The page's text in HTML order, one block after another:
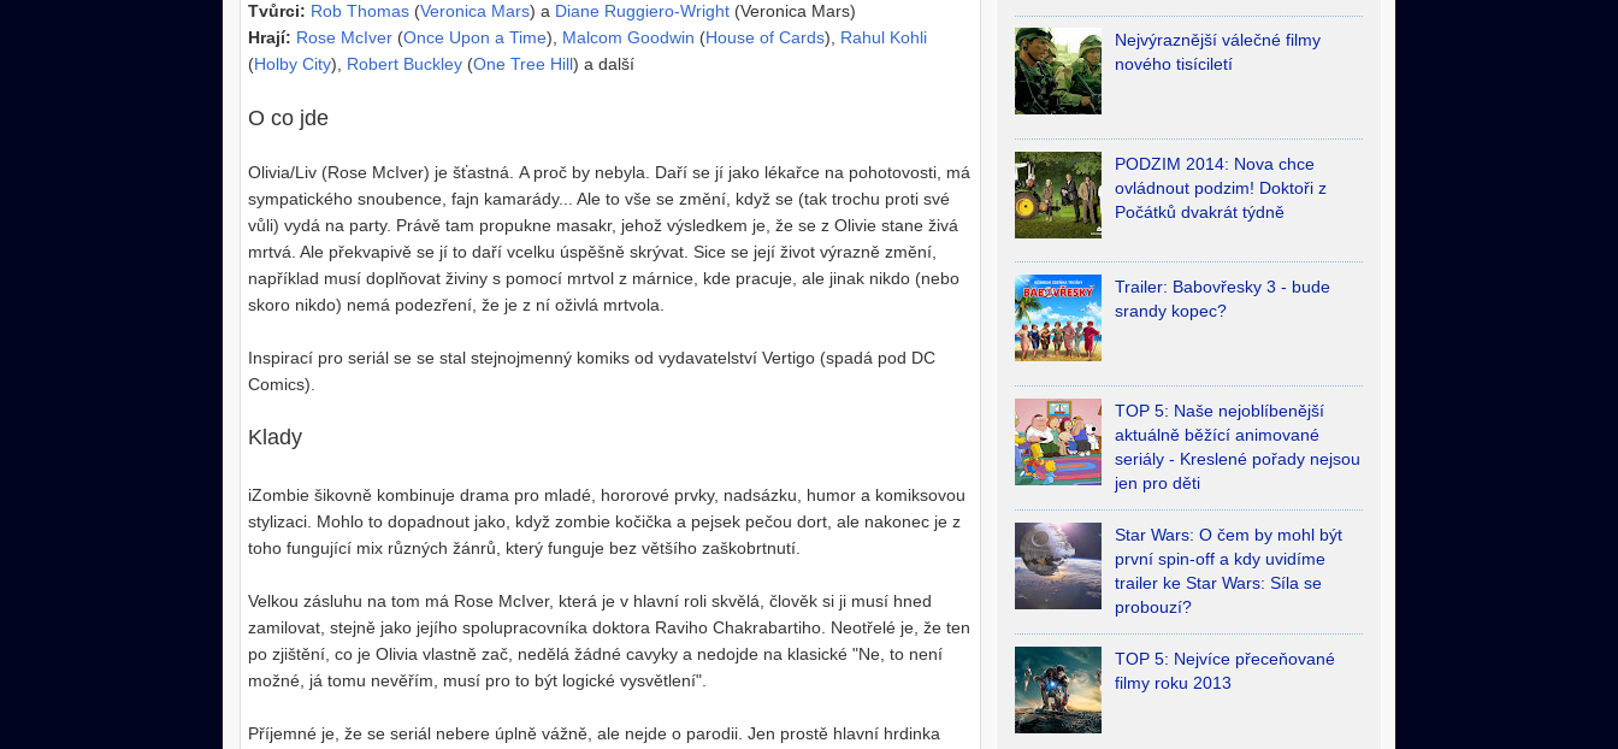
Tvůrci: Rob Thomas (Veronica Mars) a Diane Ruggiero-Wright (Veronica Mars)
Hrají: Rose McIver (Once Upon a Time), Malcom Goodwin (House of Cards), Rahul Kohli
(Holby City), Robert Buckley (One Tree Hill) a další
O co jde
Olivia/Liv (Rose McIver) je šťastná. A proč by nebyla. Daří se jí jako lékařce na pohotovosti, má
sympatického snoubence, fajn kamarády... Ale to vše se změní, když se (tak trochu proti své
vůli) vydá na party. Právě tam propukne masakr, jehož výsledkem je, že se z Olivie stane živá
mrtvá. Ale překvapivě se jí to daří vcelku úspěšně skrývat. Sice se její život výrazně změní,
například musí doplňovat živiny s pomocí mrtvol z márnice, kde pracuje, ale jinak nikdo (nebo
skoro nikdo) nemá podezření, že je z ní oživlá mrtvola.
Inspirací pro seriál se se stal stejnojmenný komiks od vydavatelství Vertigo (spadá pod DC
Comics).
Klady
iZombie šikovně kombinuje drama pro mladé, hororové prvky, nadsázku, humor a komiksovou
stylizaci. Mohlo to dopadnout jako, když zombie kočička a pejsek pečou dort, ale nakonec je z
toho fungující mix různých žánrů, který funguje bez většího zaškobrtnutí.
Velkou zásluhu na tom má Rose McIver, která je v hlavní roli skvělá, člověk si ji musí hned
zamilovat, stejně jako jejího spolupracovníka doktora Raviho Chakrabartiho. Neotřelé je, že ten
po zjištění, co je Olivia vlastně zač, nedělá žádné cavyky a nedojde na klasické "Ne, to není
možné, já tomu nevěřím, musí pro to být logické vysvětlení".
Příjemné je, že se seriál nebere úplně vážně, ale nejde o parodii. Jen prostě hlavní hrdinka
Nejvýraznější válečné filmy
nového tisíciletí
PODZIM 2014: Nova chce
ovládnout podzim! Doktoři z
Počátků dvakrát týdně
Trailer: Babovřesky 3 - bude
srandy kopec?
TOP 5: Naše nejoblíbenější
aktuálně běžící animované
seriály - Kreslené pořady nejsou
jen pro děti
Star Wars: O čem by mohl být
první spin-off a kdy uvidíme
trailer ke Star Wars: Síla se
probouzí?
TOP 5: Nejvíce přeceňované
filmy roku 2013